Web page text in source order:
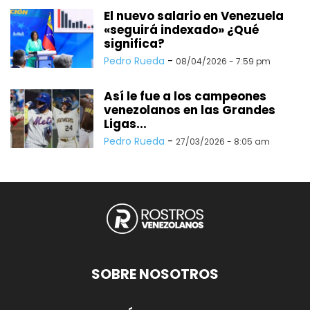
El nuevo salario en Venezuela
«seguirá indexado» ¿Qué
significa?
Pedro Rueda - 08/04/2026 - 7:59 pm
Así le fue a los campeones
venezolanos en las Grandes
Ligas...
Pedro Rueda - 27/03/2026 - 8:05 am
SOBRE NOSOTROS